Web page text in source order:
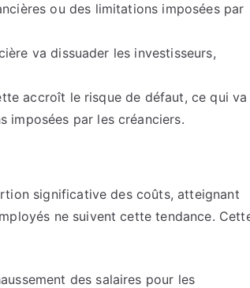
ou des limitations imposées par
va dissuader les investisseurs,
accroît le risque de défaut, ce qui va
imposées par les créanciers.
significative des coûts, atteignant
ne suivent cette tendance.
des salaires pour les